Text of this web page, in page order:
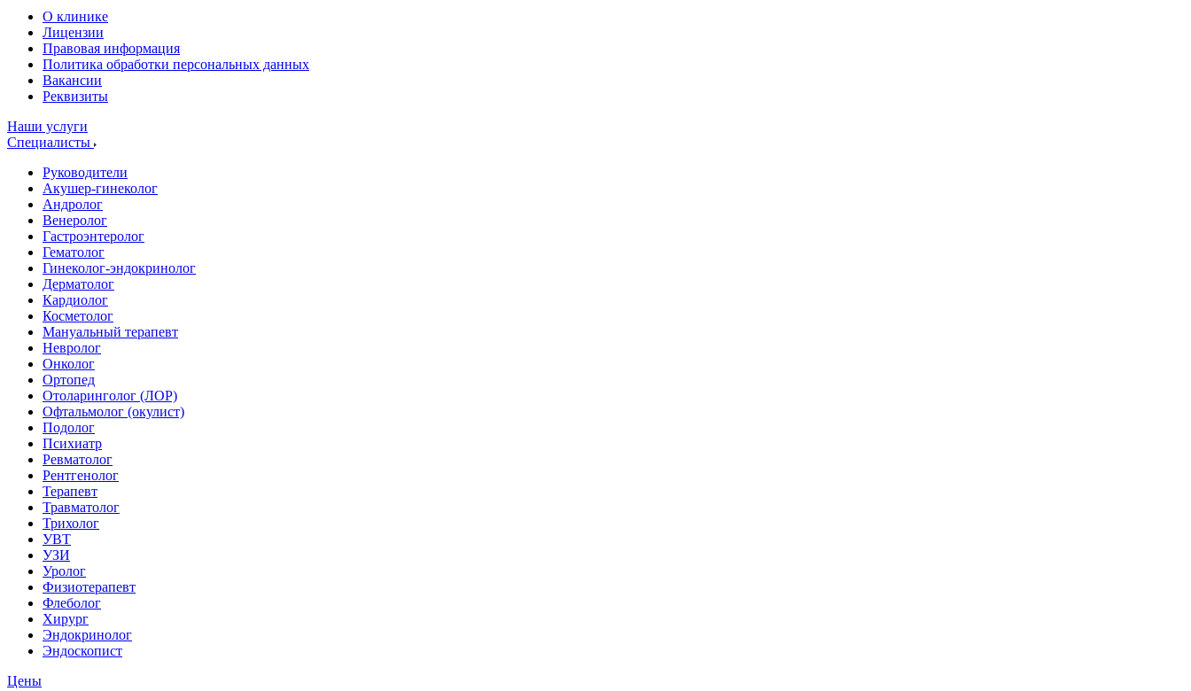
О клинике
Лицензии
Правовая информация
Политика обработки персональных данных
Вакансии
Реквизиты
Наши услуги
Специалисты
Руководители
Акушер-гинеколог
Андролог
Венеролог
Гастроэнтеролог
Гематолог
Гинеколог-эндокринолог
Дерматолог
Кардиолог
Косметолог
Мануальный терапевт
Невролог
Онколог
Ортопед
Отоларинголог (ЛОР)
Офтальмолог (окулист)
Подолог
Психиатр
Ревматолог
Рентгенолог
Терапевт
Травматолог
Трихолог
УВТ
УЗИ
Уролог
Физиотерапевт
Флеболог
Хирург
Эндокринолог
Эндоскопист
Цены